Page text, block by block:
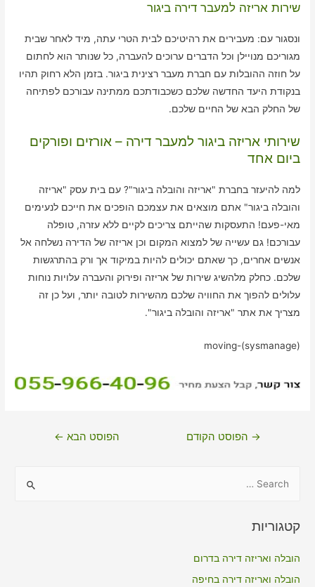
שירות אריזה למעבר דירה ביגור
ונסגור עם: מעבירים את רהיטיכם לבית הטרי עתה, מיד לאחר שבית
מגוריכם מנויילן וכל הדברים ערוכים להעברה, כל שנותר הוא לחתום
על חוזה ההובלות עם חברת מעבר רצינית ביגור. בזמן הלא רחוק תהיו
בנקודת היעד החדשה שלכם כשכבודתכם ממתינה עבורכם לפתיחה
של החלק הבא של החיים שלכם.
שירותי אריזה ביגור למעבר דירה – אורזים ופורקים
ביום אחד
למה להיעזר בחברת "אריזה והובלה ביגור"? עם בית עסק "אריזה
והובלה ביגור" אתם מוצאים את עצמכם הופכים את חייכם לנעימים
מאי-פעם! התעסקות שהייתם צריכים לקיים ללא עזרה, טופלה
עבורכם! גם עשייה של למצוא המקום וכן אריזה של הדירה נשלחה אל
אנשים אחרים, כך שאתם יכולים להיות במיקוד אך ורק בהתרגשות
שלכם. כחלק מלהשיג שירות של אריזה ופירוק והעברה עלויות נוחות
עלולים להפוך את החוויה שלכם מהשירות לטובה יותר, ועל כן זה
מצריך את אתר "אריזה והובלה ביגור".
moving-(sysmanage)
ניווט→ הפוסט הקודם הפוסט הבא ←
r
קטגוריות
הובלה ואריזה דירה בדרום
הובלה ואריזה דירה בחיפה